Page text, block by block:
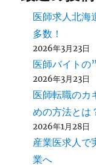
医師求人北海
多数！
2026年3月23日
医師バイトの
2026年3月23日
医師転職のカ
めの方法とは
2026年1月28日
産業医求人で
業へ